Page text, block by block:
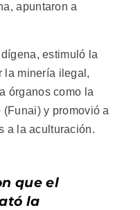
apuntaron a
estimuló la
la minería ilegal,
órganos como la
(Funai) y promovió a
a la aculturación.
que el
la